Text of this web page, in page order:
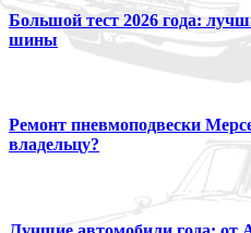
Большой тест 2026 года:
шины
Ремонт пневмоподвески
владельцу?